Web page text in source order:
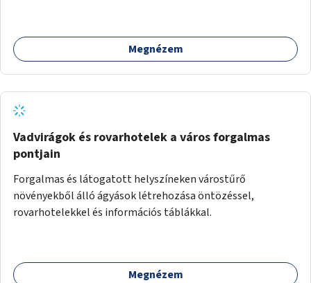
Megnézem
Vadvirágok és rovarhotelek a város forgalmas
pontjain
Forgalmas és látogatott helyszíneken várostűrő
növényekből álló ágyások létrehozása öntözéssel,
rovarhotelekkel és információs táblákkal.
Megnézem